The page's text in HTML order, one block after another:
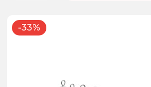
-33%